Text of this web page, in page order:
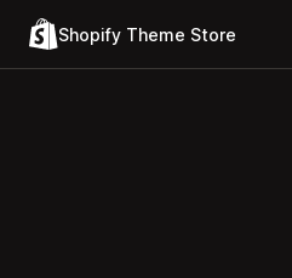
Shopify Theme Store